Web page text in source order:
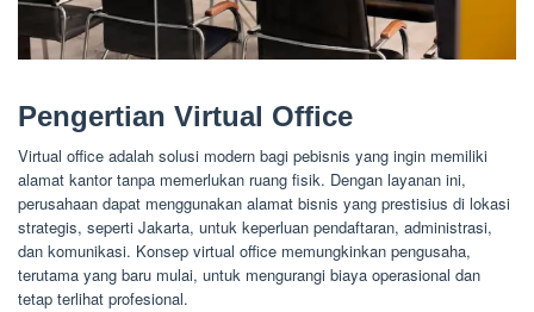
Pengertian Virtual Office
Virtual office adalah solusi modern bagi pebisnis yang ingin memiliki
alamat kantor tanpa memerlukan ruang fisik. Dengan layanan ini,
perusahaan dapat menggunakan alamat bisnis yang prestisius di lokasi
strategis, seperti Jakarta, untuk keperluan pendaftaran, administrasi,
dan komunikasi. Konsep virtual office memungkinkan pengusaha,
terutama yang baru mulai, untuk mengurangi biaya operasional dan
tetap terlihat profesional.